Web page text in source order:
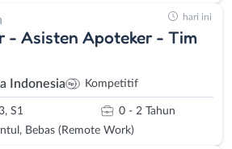
- Asisten Apoteker - Tim
Indonesia Kompetitif
S1
0 - 2 Tahun
Bebas (Remote Work)
hari ini